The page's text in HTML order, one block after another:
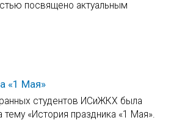
посвящено актуальным
«1 Мая»
студентов ИСиЖКХ была
тему «История праздника «1 Мая».